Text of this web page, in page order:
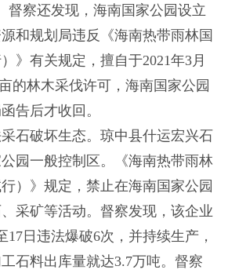
督察还发现，海南国家公园设立
和规划局违反《海南热带雨林国
》有关规定，擅自于2021年3月
的林木采伐许可，海南国家公园
告后才收回。
破坏生态。琼中县什运宏兴石
园一般控制区。《海南热带雨林
）》规定，禁止在海南国家公园
采矿等活动。督察发现，该企业
17日违法爆破6次，并持续生产，
石料出库量就达3.7万吨。督察